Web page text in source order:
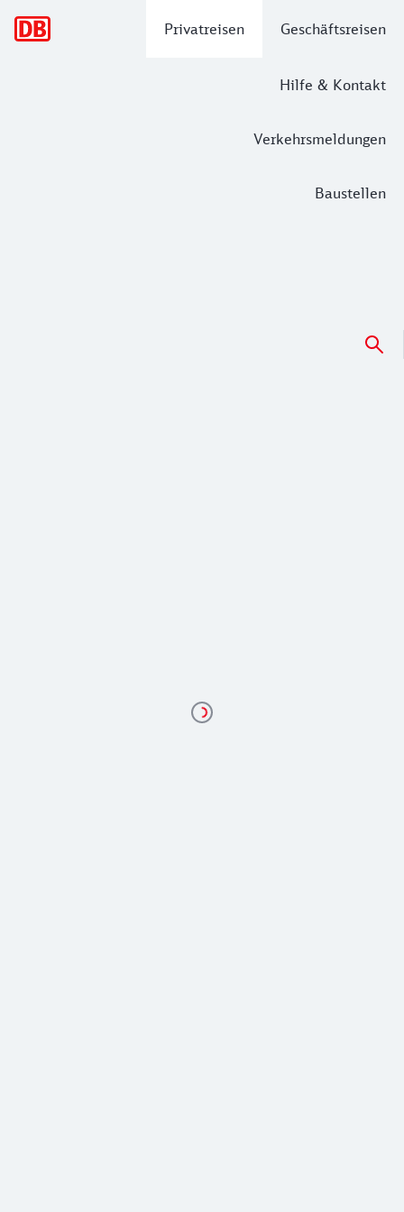
Privatreisen Geschäftsreisen
Hilfe & Kontakt
Verkehrsmeldungen
Baustellen